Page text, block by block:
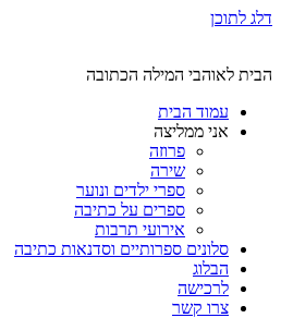
דלג לתוכן
הבית לאוהבי המילה הכתובה
עמוד הבית
אני ממליצה
פרוזה
שירה
ספרי ילדים ונוער
ספרים על כתיבה
אירועי תרבות
סלונים ספרותיים וסדנאות כתיבה
הבלוג
לרכישה
צרו קשר